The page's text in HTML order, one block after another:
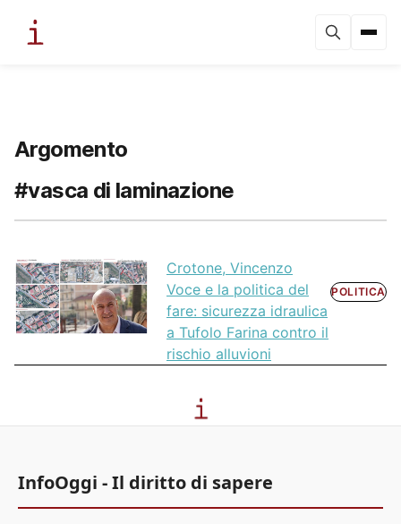
Argomento
#vasca di laminazione
Crotone, Vincenzo
Voce e la politica del
fare: sicurezza idraulica
a Tufolo Farina contro il
rischio alluvioni
POLITICA
InfoOggi - Il diritto di sapere